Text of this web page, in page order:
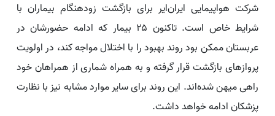
شرکت هواپیمایی ایران‌ایر برای بازگشت زودهنگام بیماران با
شرایط خاص است. تاکنون ۲۵ بیمار که ادامه حضورشان در
عربستان ممکن بود روند بهبود را با اختلال مواجه کند، در اولویت
پروازهای بازگشت قرار گرفته و به همراه شماری از همراهان خود
راهی میهن شده‌اند. این روند برای سایر موارد مشابه نیز با نظارت
پزشکان ادامه خواهد داشت.